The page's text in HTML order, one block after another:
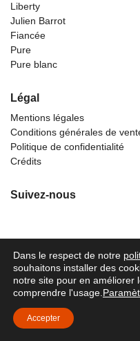
Liberty
Julien Barrot
Fiancée
Pure
Pure blanc
Légal
Mentions légales
Conditions générales de
Politique de confidentialité
Crédits
Suivez-nous
Dans le respect de notre
souhaitons installer des
notre site pour en améliorer
comprendre l'usage.
Accepter